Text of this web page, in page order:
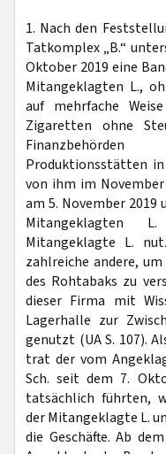
1. Nach den
Tatkomplex „B.“
Oktober 2019 eine
Mitangeklagten L.,
auf mehrfache
Zigaretten ohne
Produktionsstätten
von ihm im
am 5. November
Mitangeklagten
Mitangeklagte L.
zahlreiche andere,
des Rohtabaks zu
dieser Firma mit
Lagerhalle zur
genutzt (UA S. 107).
trat der vom
Sch. seit dem 7.
tatsächlich führten,
der Mitangeklagte L.
die Geschäfte. Ab